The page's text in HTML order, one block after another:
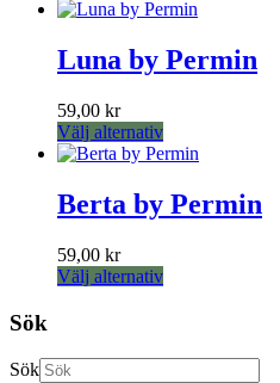
Luna by Permin
59,00 kr
Välj alternativDen
här
har
flera
olika
Berta by Permin
59,00 kr
Välj alternativDen
flera
Sök
Sök